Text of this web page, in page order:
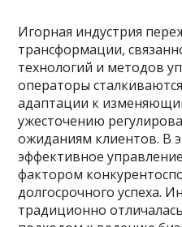
Игорная индустрия
трансформации,
технологий и методов
операторы
адаптации к
ужесточению
ожиданиям клиентов. В
эффективное
фактором
долгосрочного успеха.
традиционно